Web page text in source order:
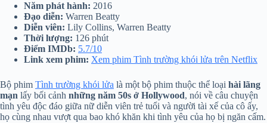
Năm phát hành: 2016
Đạo diễn: Warren Beatty
Diễn viên: Lily Collins, Warren Beatty
Thời lượng: 126 phút
Điểm IMDb: 5.7/10
Link xem phim: Xem phim Tình trường khói lửa trên Netflix
Bộ phim Tình trường khói lửa là một bộ phim thuộc thể loại hài lãng
mạn lấy bối cảnh những năm 50s ở Hollywood, nói về câu chuyện
tình yêu độc đáo giữa nữ diễn viên trẻ tuổi và người tài xế của cô ấy,
họ cùng nhau vượt qua bao khó khăn khi tình yêu của họ bị ngăn cấm.